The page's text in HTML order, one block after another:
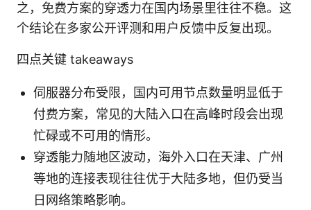
之，免费方案的穿透力在国内场景里往往不稳。这
个结论在多家公开评测和用户反馈中反复出现。
四点关键 takeaways
伺服器分布受限，国内可用节点数量明显低于
付费方案，常见的大陆入口在高峰时段会出现
忙碌或不可用的情形。
穿透能力随地区波动，海外入口在天津、广州
等地的连接表现往往优于大陆多地，但仍受当
日网络策略影响。